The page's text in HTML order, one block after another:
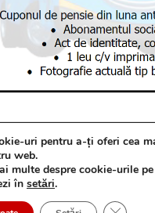
Copyright © 2026Jurnalul
confidențialitate
uri pentru a-ți oferi cea
web.
multe despre cookie-urile
în setări.
Close